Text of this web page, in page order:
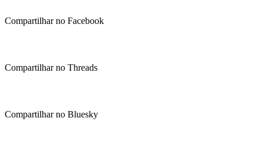
Compartilhar no Facebook
Compartilhar no Threads
Compartilhar no Bluesky